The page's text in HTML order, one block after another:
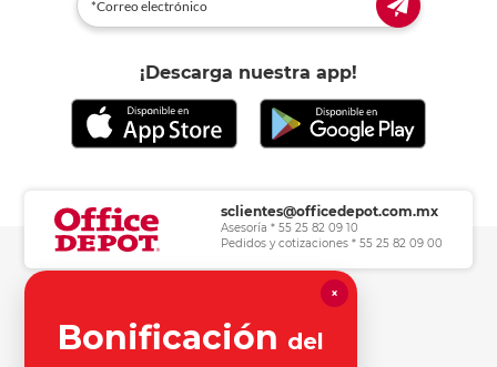
¡Descarga nuestra app!
sclientes@officedepot.com.mx
Asesoría * 55 25 82 09 10
Pedidos y cotizaciones * 55 25 82 09 00
Herramientas de consulta
×
Bonificación del